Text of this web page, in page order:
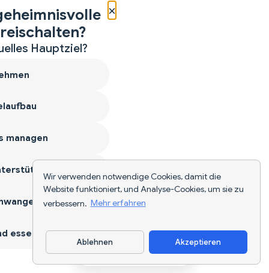
Wir verwenden notwendige Cookies, damit die
Website funktioniert, und Analyse-Cookies, um sie zu
verbessern. Mehr erfahren
Ablehnen Akzeptieren
App herunterladen
×
Hauptziel?
managen
essen